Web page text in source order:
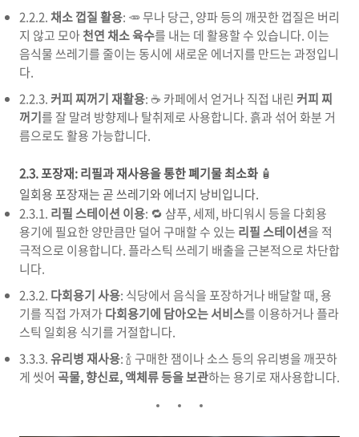
2.2.2.채소 껍질 활용: 🥕 무나 당근, 양파 등의 깨끗한 껍질은 버리
지 않고 모아천연 채소 육수를 내는 데 활용할 수 있습니다. 이는
음식물 쓰레기를 줄이는 동시에 새로운 에너지를 만드는 과정입니
다.
2.2.3. 커피 찌꺼기 재활용: ☕️ 카페에서 얻거나 직접 내린 커피 찌
꺼기를 잘 말려 방향제나 탈취제로 사용합니다. 흙과 섞어 화분 거
름으로도 활용 가능합니다.
2.3. 포장재: 리필과 재사용을 통한 폐기물 최소화 🧴
일회용 포장재는 곧 쓰레기와 에너지 낭비입니다.
2.3.1. 리필 스테이션 이용: 🔁 샴푸, 세제, 바디워시 등을 다회용
용기에 필요한 양만큼만 덜어 구매할 수 있는 리필 스테이션을 적
극적으로 이용합니다. 플라스틱 쓰레기 배출을 근본적으로 차단합
니다.
2.3.2. 다회용기 사용: 식당에서 음식을 포장하거나 배달할 때, 용
기를 직접 가져가다회용기에 담아오는 서비스를 이용하거나 플라
스틱 일회용 식기를 거절합니다.
3.3.3.유리병 재사용: 🍾 구매한 잼이나 소스 등의 유리병을 깨끗하
게 씻어 곡물, 향신료, 액체류 등을 보관하는 용기로 재사용합니다.